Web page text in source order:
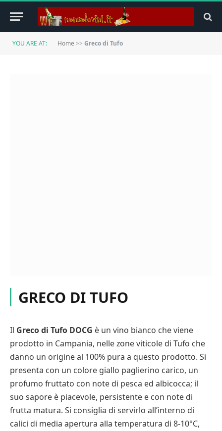
YOU ARE AT: Home >> Greco di Tufo
GRECO DI TUFO
Il Greco di Tufo DOCG è un vino bianco che viene
prodotto in Campania, nelle zone viticole di Tufo che
danno un origine al 100% pura a questo prodotto. Si
presenta con un colore giallo paglierino carico, un
profumo fruttato con note di pesca ed albicocca; il
suo sapore è piacevole, persistente e con note di
frutta matura. Si consiglia di servirlo all’interno di
calici di media apertura alla temperatura di 8-10°C,